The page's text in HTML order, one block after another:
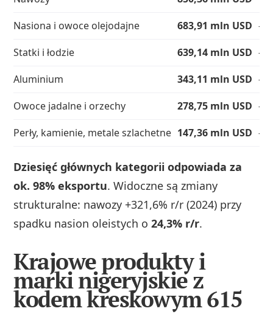
Nasiona i owoce olejodajne
683,91 mln USD —
Statki i łodzie
639,14 mln USD —
Aluminium
343,11 mln USD —
Owoce jadalne i orzechy
278,75 mln USD —
Perły, kamienie, metale szlachetne 147,36 mln USD —
Dziesięć głównych kategorii odpowiada za
ok. 98% eksportu. Widoczne są zmiany
strukturalne: nawozy +321,6% r/r (2024) przy
spadku nasion oleistych o24,3% r/r.
Krajowe produkty i
marki nigeryjskie z
kodem kreskowym 615